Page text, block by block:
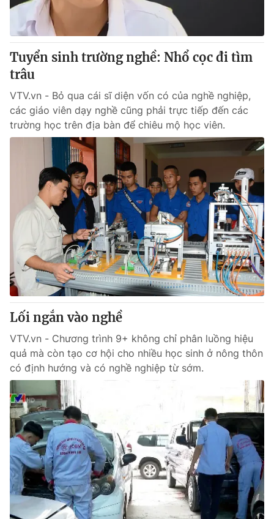
Tuyển sinh trường nghề: Nhổ cọc đi tìm
trâu
VTV.vn - Bỏ qua cái sĩ diện vốn có của nghề nghiệp,
các giáo viên dạy nghề cũng phải trực tiếp đến các
trường học trên địa bàn để chiêu mộ học viên.
Lối ngắn vào nghề
VTV.vn - Chương trình 9+ không chỉ phân luồng hiệu
quả mà còn tạo cơ hội cho nhiều học sinh ở nông thôn
có định hướng và có nghề nghiệp từ sớm.